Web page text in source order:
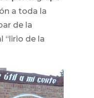
a toda la
de la
“lirio de la